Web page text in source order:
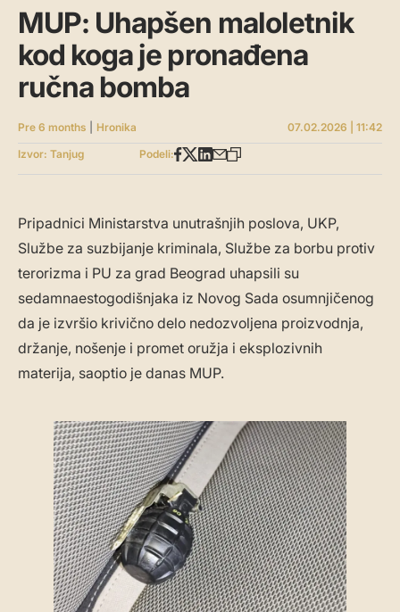
MUP: Uhapšen maloletnik
kod koga je pronađena
ručna bomba
Pre 6 months Hronika
07.02.2026 | 11:42
Izvor: Tanjug
Podeli:
Pripadnici Ministarstva unutrašnjih poslova, UKP,
Službe za suzbijanje kriminala, Službe za borbu protiv
terorizma i PU za grad Beograd uhapsili su
sedamnaestogodišnjaka iz Novog Sada osumnjičenog
da je izvršio krivično delo nedozvoljena proizvodnja,
držanje, nošenje i promet oružja i eksplozivnih
materija, saoptio je danas MUP.